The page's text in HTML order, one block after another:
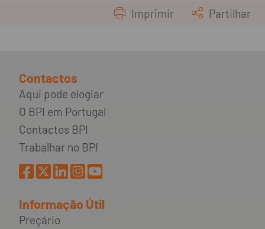
Imprimir Partilhar
Contactos
Aqui pode elogiar
O BPI em Portugal
Contactos BPI
Trabalhar no BPI
Informação Útil
Preçário